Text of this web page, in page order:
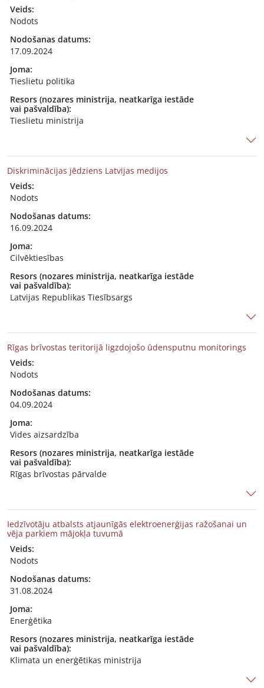
Veids:
Nodots
Nodošanas datums:
17.09.2024
Joma:
Tieslietu politika
Resors (nozares ministrija, neatkarīga iestāde
vai pašvaldība):
Tieslietu ministrija
Diskriminācijas jēdziens Latvijas medijos
Veids:
Nodots
Nodošanas datums:
16.09.2024
Joma:
Cilvēktiesības
Resors (nozares ministrija, neatkarīga iestāde
vai pašvaldība):
Latvijas Republikas Tiesībsargs
Rīgas brīvostas teritorijā ligzdojošo ūdensputnu monitorings
Veids:
Nodots
Nodošanas datums:
04.09.2024
Joma:
Vides aizsardzība
Resors (nozares ministrija, neatkarīga iestāde
vai pašvaldība):
Rīgas brīvostas pārvalde
Iedzīvotāju atbalsts atjaunīgās elektroenerģijas ražošanai un
vēja parkiem mājokļa tuvumā
Veids:
Nodots
Nodošanas datums:
31.08.2024
Joma:
Enerģētika
Resors (nozares ministrija, neatkarīga iestāde
vai pašvaldība):
Klimata un enerģētikas ministrija